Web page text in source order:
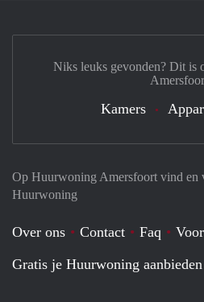
Op Huurwoning Amersfoort vind en
Huurwoning
Over ons Contact Faq
Gratis je Huurwoning
Niks leuks gevonden? Dit is
Kamers